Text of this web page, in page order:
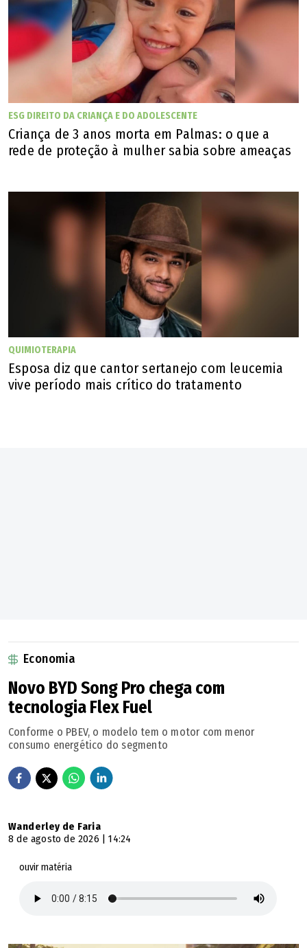
ESG DIREITO DA CRIANÇA E DO ADOLESCENTE
Criança de 3 anos morta em Palmas: o que a
rede de proteção à mulher sabia sobre ameaças
QUIMIOTERAPIA
Esposa diz que cantor sertanejo com leucemia
vive período mais crítico do tratamento
Economia
Novo BYD Song Pro chega com
tecnologia Flex Fuel
Conforme o PBEV, o modelo tem o motor com menor
consumo energético do segmento
Wanderley de Faria
8 de agosto de 2026 | 14:24
ouvir matéria